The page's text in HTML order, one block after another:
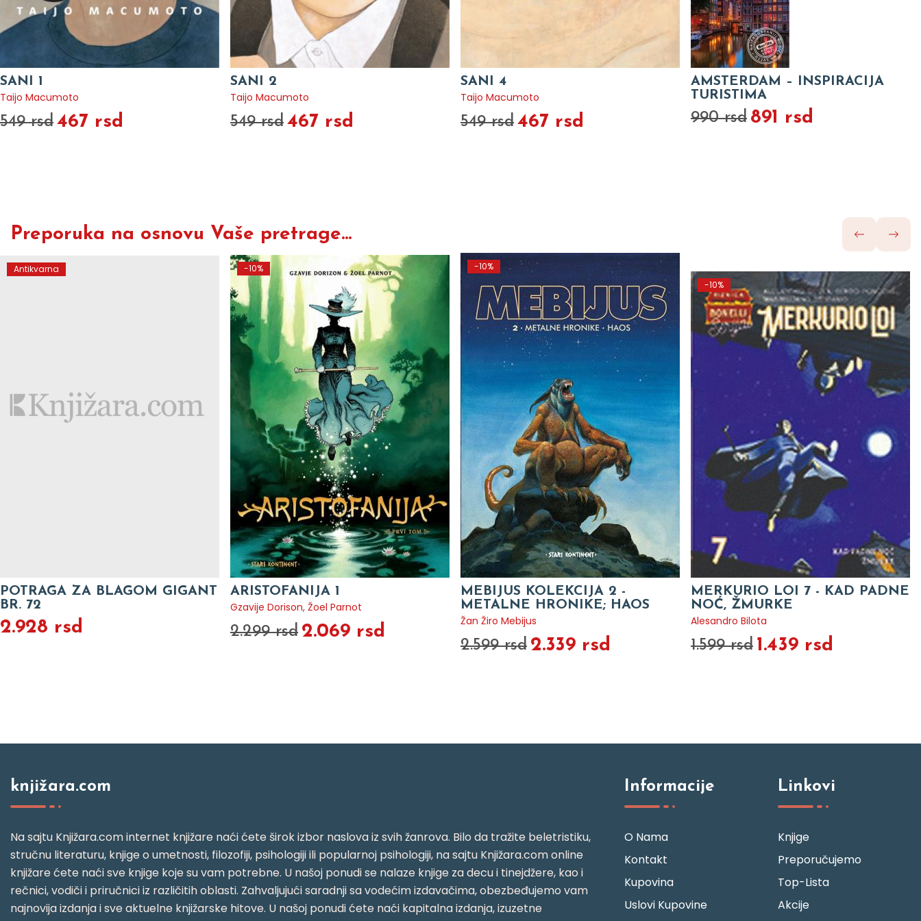
SANI 1
Taijo Macumoto
549 rsd 467 rsd
SANI 2
Taijo Macumoto
549 rsd 467 rsd
SANI 4
Taijo Macumoto
549 rsd 467 rsd
AMSTERDAM – INSPIRACIJA
TURISTIMA
990 rsd 891 rsd
Preporuka na osnovu Vaše pretrage...
Antikvarna
POTRAGA ZA BLAGOM GIGANT
BR. 72
2.928 rsd
-10%
ARISTOFANIJA 1
Gzavije Dorison, Žoel Parnot
2.299 rsd 2.069 rsd
-10%
MEBIJUS KOLEKCIJA 2 -
METALNE HRONIKE; HAOS
Žan Žiro Mebijus
2.599 rsd 2.339 rsd
-10%
MERKURIO LOI 7 - KAD PADNE
NOĆ, ŽMURKE
Alesandro Bilota
1.599 rsd 1.439 rsd
knjižara.com
Na sajtu Knjižara.com internet knjižare naći ćete širok izbor naslova iz svih žanrova. Bilo da tražite beletristiku,
stručnu literaturu, knjige o umetnosti, filozofiji, psihologiji ili popularnoj psihologiji, na sajtu Knjižara.com online
knjižare ćete naći sve knjige koje su vam potrebne. U našoj ponudi se nalaze knjige za decu i tinejdžere, kao i
rečnici, vodiči i priručnici iz različitih oblasti. Zahvaljujući saradnji sa vodećim izdavačima, obezbeđujemo vam
najnovija izdanja i sve aktuelne knjižarske hitove. U našoj ponudi ćete naći kapitalna izdanja, izuzetne
Informacije
O Nama
Kontakt
Kupovina
Uslovi Kupovine
Linkovi
Knjige
Preporučujemo
Top-Lista
Akcije